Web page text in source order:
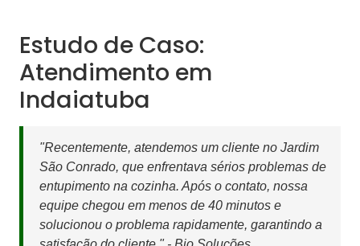
Estudo de Caso:
Atendimento em
Indaiatuba
"Recentemente, atendemos um cliente no Jardim
São Conrado, que enfrentava sérios problemas de
entupimento na cozinha. Após o contato, nossa
equipe chegou em menos de 40 minutos e
solucionou o problema rapidamente, garantindo a